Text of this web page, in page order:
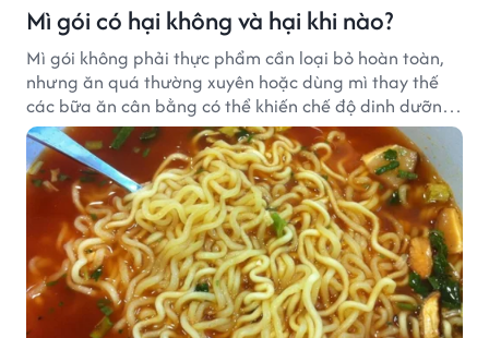
Mì gói có hại không và hại khi nào?
Mì gói không phải thực phẩm cần loại bỏ hoàn toàn,
nhưng ăn quá thường xuyên hoặc dùng mì thay thế
các bữa ăn cân bằng có thể khiến chế độ dinh dưỡng
mất cân đối.